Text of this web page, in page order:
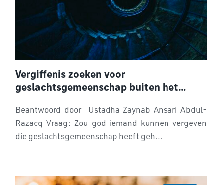
Vergiffenis zoeken voor
geslachtsgemeenschap buiten het
Beantwoord door Ustadha Zaynab Ansari Abdul-
Razacq Vraag: Zou god iemand kunnen vergeven
die geslachtsgemeenschap heeft geh...